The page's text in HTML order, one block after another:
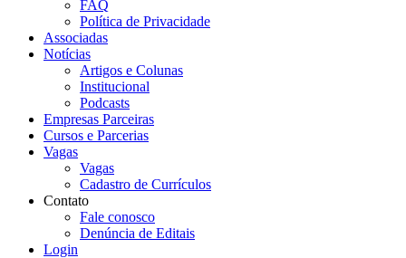
FAQ
Política de Privacidade
Associadas
Notícias
Artigos e Colunas
Institucional
Podcasts
Empresas Parceiras
Cursos e Parcerias
Vagas
Vagas
Cadastro de Currículos
Contato
Fale conosco
Denúncia de Editais
Login